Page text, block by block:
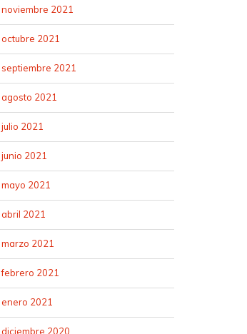
noviembre 2021
octubre 2021
septiembre 2021
agosto 2021
julio 2021
junio 2021
mayo 2021
abril 2021
marzo 2021
febrero 2021
enero 2021
diciembre 2020